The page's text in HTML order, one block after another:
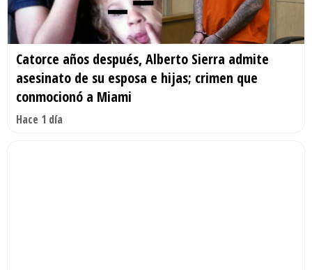
Catorce años después, Alberto Sierra admite
asesinato de su esposa e hijas; crimen que
conmocionó a Miami
Hace 1 día